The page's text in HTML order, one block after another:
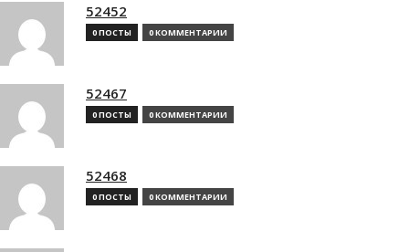
52452
0 ПОСТЫ 0 КОММЕНТАРИИ
52467
0 ПОСТЫ 0 КОММЕНТАРИИ
52468
0 ПОСТЫ 0 КОММЕНТАРИИ